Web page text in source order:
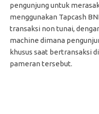
pengunjung untuk
menggunakan Tapcash
transaksi non tunai,
machine dimana
khusus saat bertransaksi
pameran tersebut.